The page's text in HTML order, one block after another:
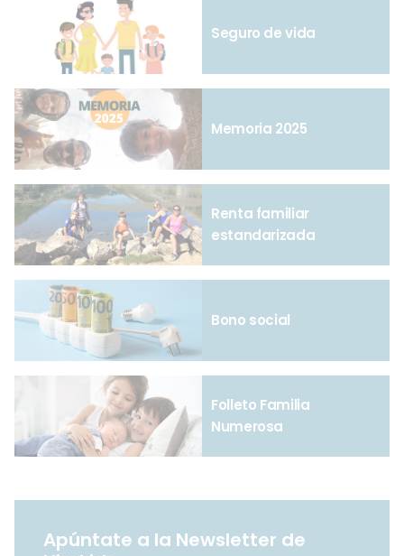
Seguro de vida
Memoria 2025
Renta familiar
estandarizada
Bono social
Folleto Familia
Numerosa
Apúntate a la Newsletter de